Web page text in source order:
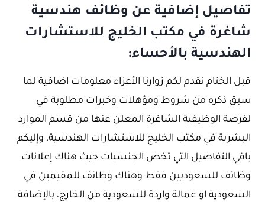
تفاصيل إضافية عن وظائف هندسية
شاغرة في مكتب الخليج للاستشارات
الهندسية بالأحساء:
قبل الختام نقدم لكم زوارنا الأعزاء معلومات اضافية لما
سبق ذكره من شروط ومؤهلات وخبرات مطلوبة في
لفرصة الوظيفية الشاغرة المعلن عنها من قسم الموارد
البشرية في مكتب الخليج للاستشارات الهندسية، وإليكم
باقي التفاصيل التي تخص الجنسيات حيث هناك إعلانات
وظائف للسعوديين فقط وهناك وظائف للمقيمين في
السعودية او عمالة واردة للسعودية من الخارج، بالإضافة